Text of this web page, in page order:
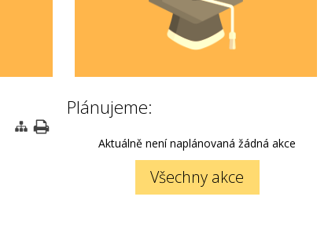
Plánujeme:
Aktuálně není naplánovaná žádná akce
Všechny akce